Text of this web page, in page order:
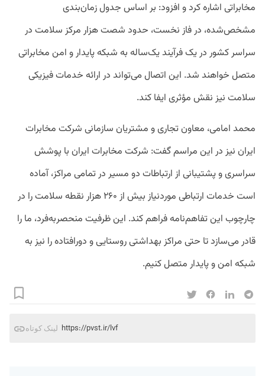
مخابراتی اشاره کرد و افزود: بر اساس جدول زمان‌بندی
مشخص‌شده، در فاز نخست، حدود شصت هزار مرکز سلامت در
سراسر کشور در یک فرآیند یک‌ساله به شبکه پایدار و امن مخابراتی
متصل خواهند شد. این اتصال می‌تواند در ارائه خدمات فیزیکی
سلامت نیز نقش مؤثری ایفا کند.
محمد امامی، معاون تجاری و مشتریان سازمانی شرکت مخابرات
ایران نیز در این مراسم گفت: شرکت مخابرات ایران با پوشش
سراسری و پشتیبانی از ارتباطات دو مسیر در تمامی مراکز، آماده
است خدمات ارتباطی موردنیاز بیش از ۲۶۰ هزار نقطه سلامت را در
چارچوب این تفاهم‌نامه فراهم کند. این ظرفیت منحصر‌به‌فرد، ما را
قادر می‌سازد تا حتی مراکز بهداشتی روستایی و دورافتاده را نیز به
شبکه امن و پایدار متصل کنیم.
لینک کوتاه https://pvst.ir/lvf